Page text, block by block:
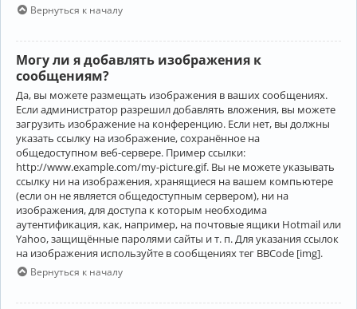
Вернуться к началу
Могу ли я добавлять изображения к
сообщениям?
Да, вы можете размещать изображения в ваших сообщениях.
Если администратор разрешил добавлять вложения, вы можете
загрузить изображение на конференцию. Если нет, вы должны
указать ссылку на изображение, сохранённое на
общедоступном веб-сервере. Пример ссылки:
http://www.example.com/my-picture.gif. Вы не можете указывать
ссылку ни на изображения, хранящиеся на вашем компьютере
(если он не является общедоступным сервером), ни на
изображения, для доступа к которым необходима
аутентификация, как, например, на почтовые ящики Hotmail или
Yahoo, защищённые паролями сайты и т. п. Для указания ссылок
на изображения используйте в сообщениях тег BBCode [img].
Вернуться к началу